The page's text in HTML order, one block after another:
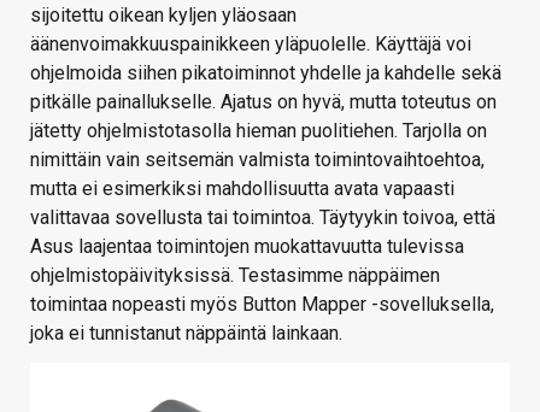
sijoitettu oikean kyljen yläosaan
äänenvoimakkuuspainikkeen yläpuolelle. Käyttäjä voi
ohjelmoida siihen pikatoiminnot yhdelle ja kahdelle sekä
pitkälle painallukselle. Ajatus on hyvä, mutta toteutus on
jätetty ohjelmistotasolla hieman puolitiehen. Tarjolla on
nimittäin vain seitsemän valmista toimintovaihtoehtoa,
mutta ei esimerkiksi mahdollisuutta avata vapaasti
valittavaa sovellusta tai toimintoa. Täytyykin toivoa, että
Asus laajentaa toimintojen muokattavuutta tulevissa
ohjelmistopäivityksissä. Testasimme näppäimen
toimintaa nopeasti myös Button Mapper -sovelluksella,
joka ei tunnistanut näppäintä lainkaan.